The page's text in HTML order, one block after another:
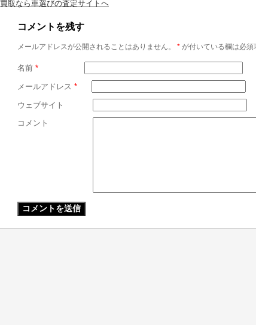
買取なら車選びの査定サイトヘ
コメントを残す
メールアドレスが公開されることはありません。 * が付いている欄は必須
名前 *
メールアドレス *
ウェブサイト
コメント